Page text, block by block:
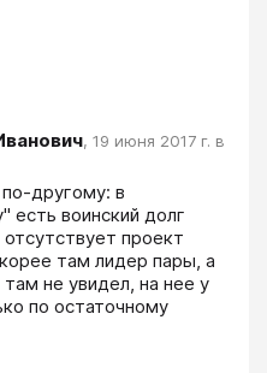
, 19 июня 2017 г. в
другому: в
есть воинский долг
проект
там лидер пары, а
не увидел, на нее у
по остаточному